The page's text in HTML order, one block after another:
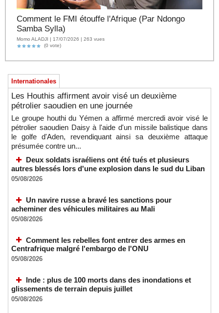
Comment le FMI étouffe l'Afrique (Par Ndongo
Samba Sylla)
Momo ALADJI | 17/07/2026 | 263 vues
(0 vote)
Internationales
Les Houthis affirment avoir visé un deuxième
pétrolier saoudien en une journée
Le groupe houthi du Yémen a affirmé mercredi avoir visé le
pétrolier saoudien Daisy à l'aide d'un missile balistique dans
le golfe d'Aden, revendiquant ainsi sa deuxième attaque
présumée contre un...
Deux soldats israéliens ont été tués et plusieurs
autres blessés lors d'une explosion dans le sud du Liban
05/08/2026
Un navire russe a bravé les sanctions pour
acheminer des véhicules militaires au Mali
05/08/2026
Comment les rebelles font entrer des armes en
Centrafrique malgré l'embargo de l'ONU
05/08/2026
Inde : plus de 100 morts dans des inondations et
glissements de terrain depuis juillet
05/08/2026